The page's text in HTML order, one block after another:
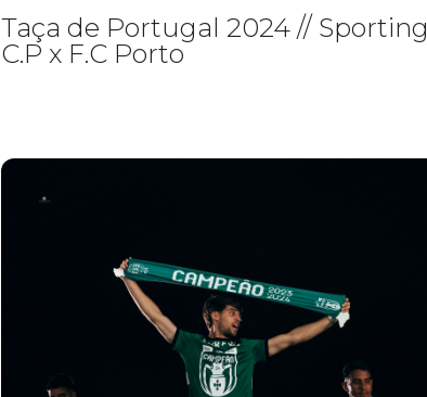
Taça de Portugal 2024 // Sporting
C.P x F.C Porto